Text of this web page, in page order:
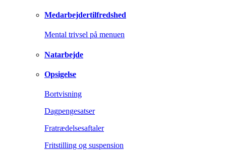
Medarbejdertilfredshed
Mental trivsel på menuen
Natarbejde
Opsigelse
Bortvisning
Dagpengesatser
Fratrædelsesaftaler
Fritstilling og suspension